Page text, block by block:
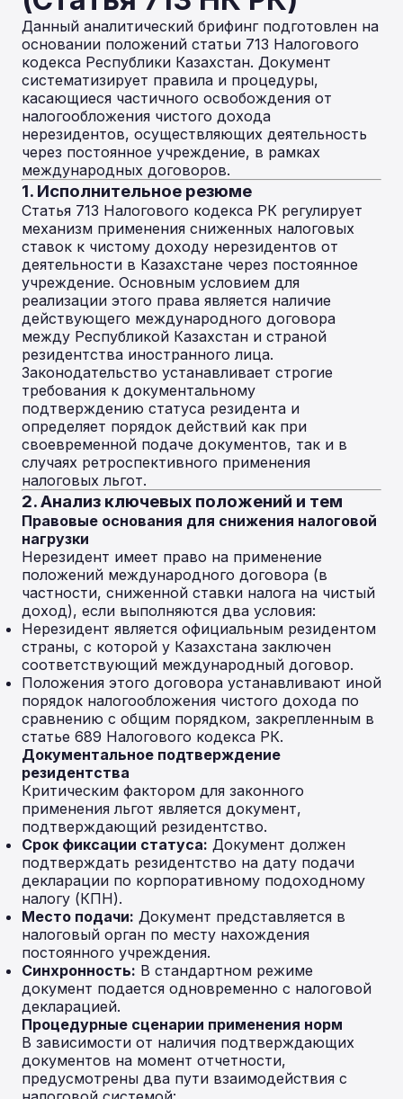
Данный аналитический брифинг подготовлен на
основании положений статьи 713 Налогового
кодекса Республики Казахстан. Документ
систематизирует правила и процедуры,
касающиеся частичного освобождения от
налогообложения чистого дохода
нерезидентов, осуществляющих деятельность
через постоянное учреждение, в рамках
международных договоров.
1. Исполнительное резюме
Статья 713 Налогового кодекса РК регулирует
механизм применения сниженных налоговых
ставок к чистому доходу нерезидентов от
деятельности в Казахстане через постоянное
учреждение. Основным условием для
реализации этого права является наличие
действующего международного договора
между Республикой Казахстан и страной
резидентства иностранного лица.
Законодательство устанавливает строгие
требования к документальному
подтверждению статуса резидента и
определяет порядок действий как при
своевременной подаче документов, так и в
случаях ретроспективного применения
налоговых льгот.
2. Анализ ключевых положений и тем
Правовые основания для снижения налоговой
нагрузки
Нерезидент имеет право на применение
положений международного договора (в
частности, сниженной ставки налога на чистый
доход), если выполняются два условия:
Нерезидент является официальным резидентом
страны, с которой у Казахстана заключен
соответствующий международный договор.
Положения этого договора устанавливают иной
порядок налогообложения чистого дохода по
сравнению с общим порядком, закрепленным в
статье 689 Налогового кодекса РК.
Документальное подтверждение
резидентства
Критическим фактором для законного
применения льгот является документ,
подтверждающий резидентство.
Срок фиксации статуса: Документ должен
подтверждать резидентство на дату подачи
декларации по корпоративному подоходному
налогу (КПН).
Место подачи: Документ представляется в
налоговый орган по месту нахождения
постоянного учреждения.
Синхронность: В стандартном режиме
документ подается одновременно с налоговой
декларацией.
Процедурные сценарии применения норм
В зависимости от наличия подтверждающих
документов на момент отчетности,
предусмотрены два пути взаимодействия с